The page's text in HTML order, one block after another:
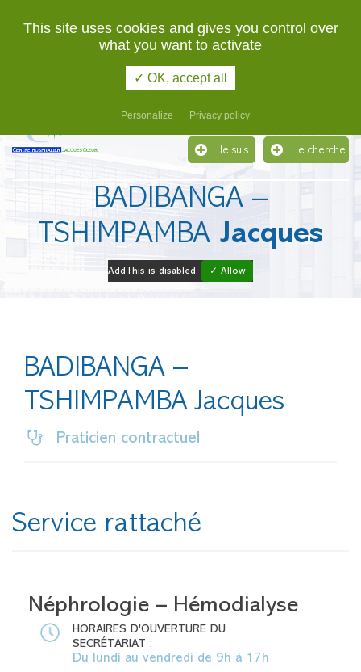
Etablissement support du Groupement Hospitalier de
Territoire du Cher
Je suis Je cherche
BADIBANGA –
TSHIMPAMBA Jacques
AddThis is disabled. ✓ Allow
BADIBANGA –
TSHIMPAMBA Jacques
Praticien contractuel
Service rattaché
Néphrologie – Hémodialyse
HORAIRES D'OUVERTURE DU
SECRÉTARIAT :
Du lundi au vendredi de 9h à 17h
This site uses cookies and gives you control over
what you want to activate
✓ OK, accept all
Personalize Privacy policy